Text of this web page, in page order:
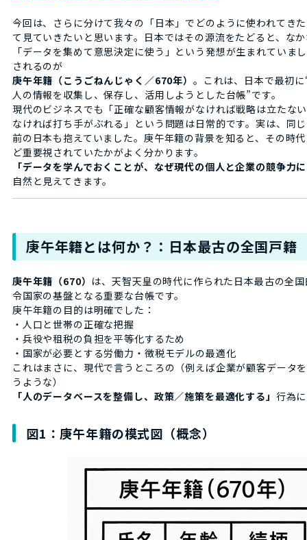
今回は、さらに分けて我々の「日本」でどのように使われてき
て見ていきたいと思います。日本ではその源流をたどると、な
「データを集めて意思決定に使う」という発想が生まれていま
されるのが
庚午年籍（こうごねんじゃく／670年） 。これは、日本で最初
人の情報を収集し、保存し、活用しようとした台帳”です。
現代のビジネスでも「正確な顧客情報がなければ戦略は立たな
なければ打ち手がぶれる」という問題は日常的です。実は、同
前の日本も抱えていました。庚午年籍の背景を知ると、その時
ど重要視されていたかがよく分かります。
「データを学んでおくことが、なぜ現代の個人と企業の競争力
自然と見えてきます。
庚午年籍とは何か？：日本最古の全国戸籍
庚午年籍（670） は、天智天皇の時代に作られた日本最古の全
令国家の基盤となる重要な台帳です。
庚午年籍の目的は明確でした：
・人口と世帯の正確な把握
・兵役や租税の負担を平等化するため
・国家が必要とする労働力・徴税モデルの最適化
これはまさに、現代で言うところの（例えば企業が顧客データ
うような）
「人のデータベースを整備し、政策／施策を最適化する」 行為
図1：庚午年籍の模式図（概念）